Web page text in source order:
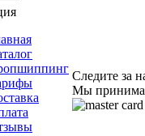
Следите за
Мы